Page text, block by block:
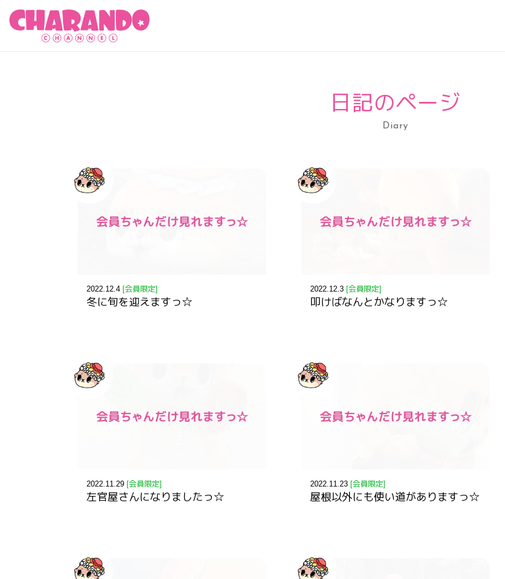
日記のページ
Diary
2022.12.4 [会員限定]
冬に旬を迎えますっ☆
2022.12.3 [会員限定]
叩けばなんとかなりますっ☆
2022.11.29 [会員限定]
左官屋さんになりましたっ☆
2022.11.23 [会員限定]
屋根以外にも使い道がありますっ☆